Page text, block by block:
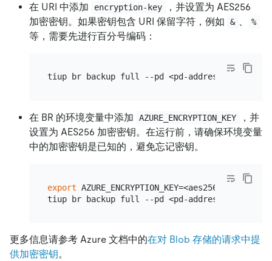
在 URI 中添加 encryption-key
，并设置为 AES256
加密密钥。如果密钥包含 URI 保留字符，例如
& 、 %
等，需要先进行百分号编码：
tiup br backup full --pd <pd-address> --
在 BR 的环境变量中添加 AZURE_ENCRYPTION_KEY
，并
设置为 AES256 加密密钥。在运行前，请确保环境变量
中的加密密钥是已知的，避免忘记密钥。
export AZURE_ENCRYPTION_KEY=<aes256-key>
tiup br backup full --pd <pd-address> --
更多信息请参考 Azure 文档中的在对 Blob 存储的请求中提
供加密密钥。